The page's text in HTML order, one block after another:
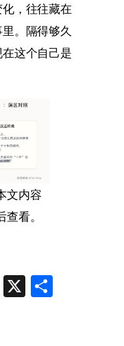
，往往藏在
。隔得够久
这个自己是
文内容
看。
Sina
X